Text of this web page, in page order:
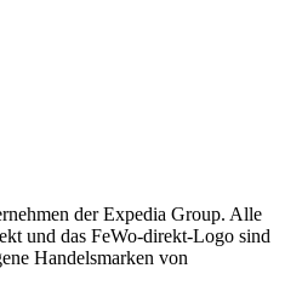
der Expedia Group. Alle
und das FeWo-direkt-Logo sind
Handelsmarken von